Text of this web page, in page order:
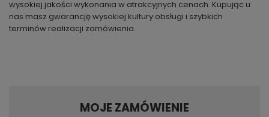
wysokiej jakości wykonania w atrakcyjnych cenach. Kupując u
nas masz gwarancję wysokiej kultury obsługi i szybkich
terminów realizacji zamówienia.
MOJE ZAMÓWIENIE